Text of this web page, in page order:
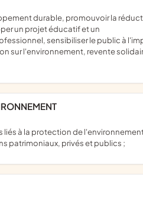
un projet éducatif et un
sensibiliser le public à
sur l'environnement, revente
patrimoniaux, privés et publics ;